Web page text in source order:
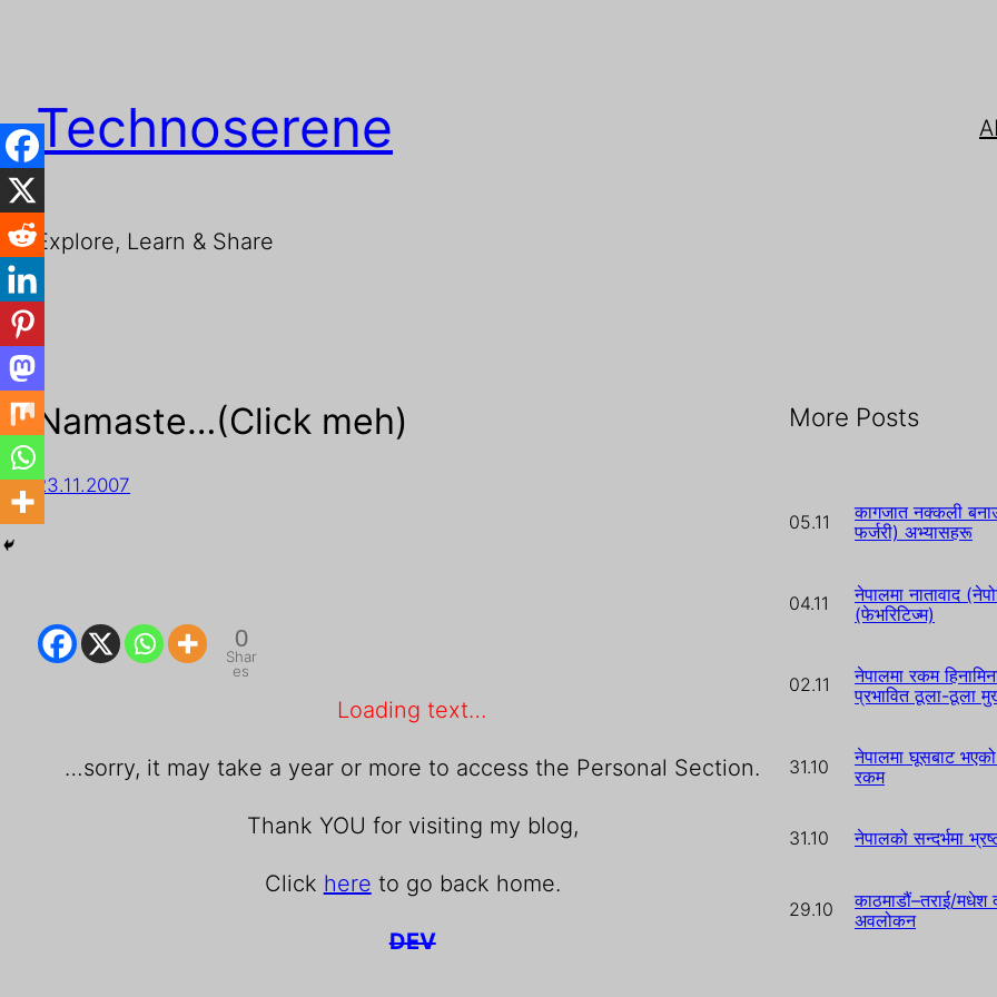
Technoserene
Explore, Learn & Share
Namaste…(Click meh)
23.11.2007
0
Shar
es
Loading text…
…sorry, it may take a year or more to access the Personal Section.
Thank YOU for visiting my blog,
Click here to go back home.
DEV
More Posts
05.11
कागजात नक्कली
फर्जरी) अभ्यासहरू
04.11
नेपालमा नातावाद
(फेभरिटिज्म)
02.11
नेपालमा रकम
प्रभावित ठूला-ठूला
31.10
नेपालमा घूसबाट
रकम
31.10 नेपालको सन्दर्भमा
29.10
काठमाडौं–तराई/मधेश
अवलोकन